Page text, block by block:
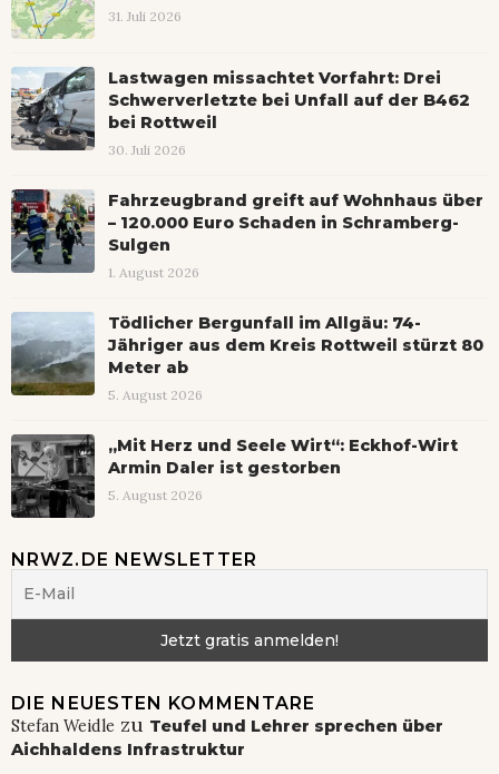
31. Juli 2026
Lastwagen missachtet Vorfahrt: Drei
Schwerverletzte bei Unfall auf der B462
bei Rottweil
30. Juli 2026
Fahrzeugbrand greift auf Wohnhaus über
– 120.000 Euro Schaden in Schramberg-
Sulgen
1. August 2026
Tödlicher Bergunfall im Allgäu: 74-
Jähriger aus dem Kreis Rottweil stürzt 80
Meter ab
5. August 2026
„Mit Herz und Seele Wirt“: Eckhof-Wirt
Armin Daler ist gestorben
5. August 2026
NRWZ.DE NEWSLETTER
DIE NEUESTEN KOMMENTARE
Stefan Weidle zu Teufel und Lehrer sprechen über
Aichhaldens Infrastruktur